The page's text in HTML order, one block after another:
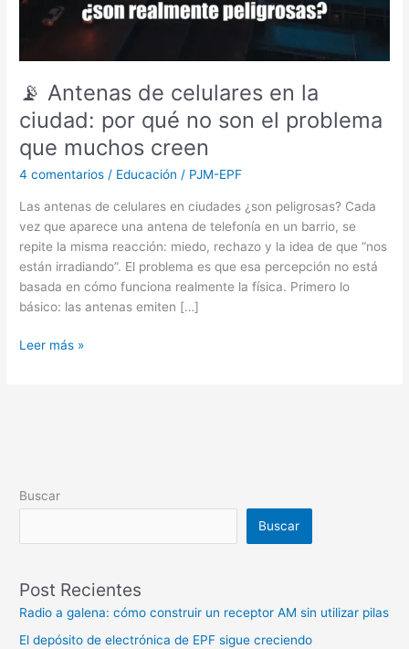
📡 Antenas de celulares en la
ciudad: por qué no son el problema
que muchos creen
4 comentarios / Educación / PJM-EPF
Las antenas de celulares en ciudades ¿son peligrosas? Cada
vez que aparece una antena de telefonía en un barrio, se
repite la misma reacción: miedo, rechazo y la idea de que “nos
están irradiando”. El problema es que esa percepción no está
basada en cómo funciona realmente la física. Primero lo
básico: las antenas emiten […]
Leer más »
Buscar
Buscar
Post Recientes
Radio a galena: cómo construir un receptor AM sin utilizar pilas
El depósito de electrónica de EPF sigue creciendo